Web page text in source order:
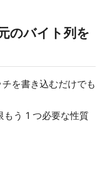
のバイト列を
を書き込むだけでも
う 1 つ必要な性質